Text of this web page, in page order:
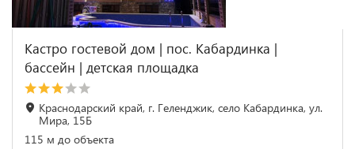
Кастро гостевой дом | пос. Кабардинка |
бассейн | детская площадка
Краснодарский край, г. Геленджик, село Кабардинка, ул.
Мира, 15Б
115 м до объекта